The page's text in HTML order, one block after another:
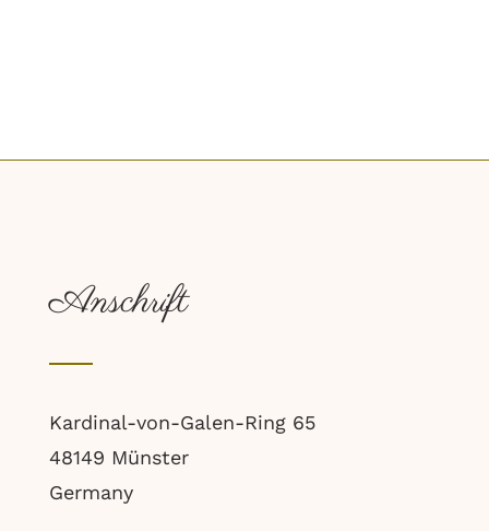
Anschrift
Kardinal-von-Galen-Ring 65
48149 Münster
Germany